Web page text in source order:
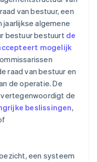
van bestuur, een
jaarlijkse algemene
bestuur bestuurt de
mogelijk
raad van bestuur en
de operatie. De
de
beslissingen,
een systeem